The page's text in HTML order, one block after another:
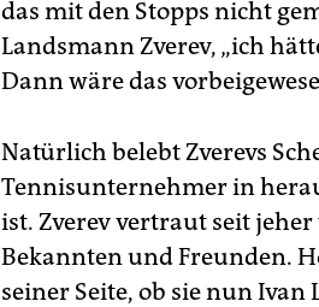
das mit den Stopps nicht
Landsmann Zverev, „ich
Dann wäre das
Natürlich belebt Zverevs
Tennisunternehmer in
ist. Zverev vertraut seit
Bekannten und Freunden.
seiner Seite, ob sie nun Ivan